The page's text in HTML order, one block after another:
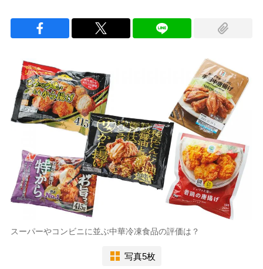
スーパーやコンビニに並ぶ中華冷凍食品の評価は？
写真5枚